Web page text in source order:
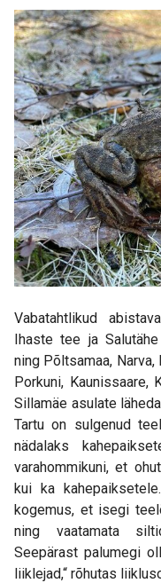
Vabatahtlikud
Ihaste tee ja
ning Põltsamaa, Narva,
Porkuni, Kaunissaare,
Sillamäe asulate
Tartu on sulgenud
nädalaks
varahommikuni, et
kui ka
kogemus, et isegi
ning vaatamata
Seepärast palumegi
liiklejad,“ rõhutas